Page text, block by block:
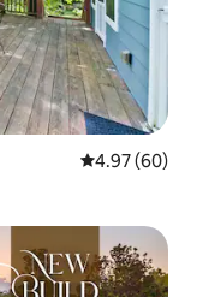
レビュー60
4.97 (60)